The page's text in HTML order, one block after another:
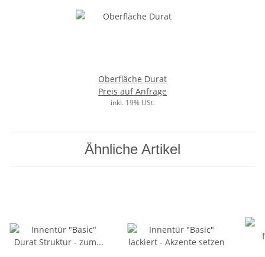
Oberfläche Durat
Preis auf Anfrage
inkl. 19% USt.
Ähnliche Artikel